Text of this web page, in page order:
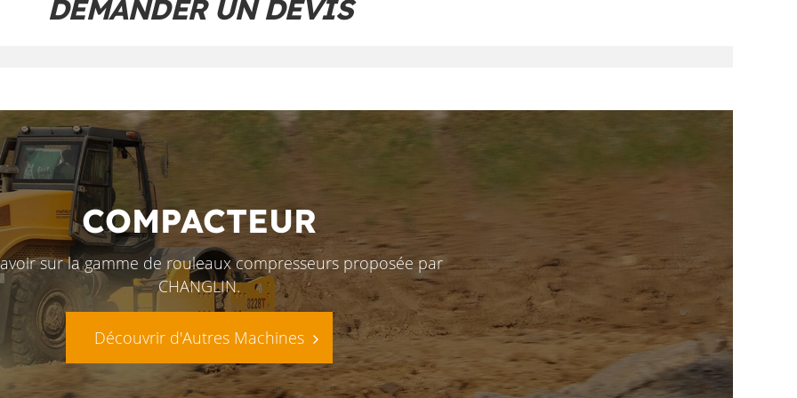
DEMANDER UN DEVIS
COMPACTEUR
sur la gamme de rouleaux compresseurs proposée par
CHANGLIN.
Découvrir d'Autres Machines